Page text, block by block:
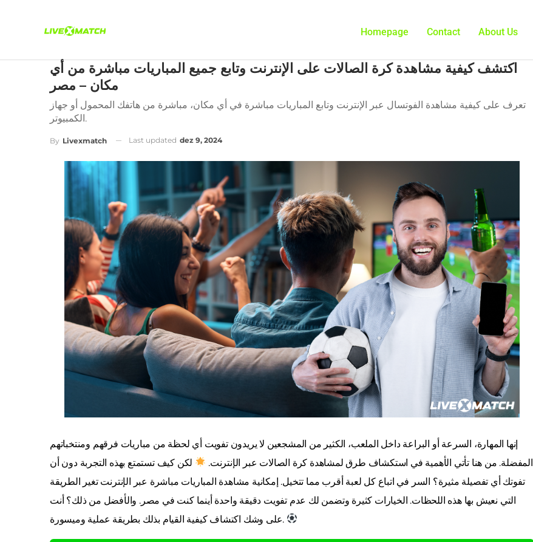
Homepage Contact About Us
اكتشف كيفية مشاهدة كرة الصالات على الإنترنت وتابع جميع المباريات مباشرة من أي
مكان – مصر
تعرف على كيفية مشاهدة الفوتسال عبر الإنترنت وتابع المباريات مباشرة في أي مكان، مباشرة من هاتفك المحمول أو جهاز
الكمبيوتر.
By Livexmatch Last updated dez 9, 2024
إنها المهارة، السرعة أو البراعة داخل الملعب، الكثير من المشجعين لا يريدون تفويت أي لحظة من مباريات فرقهم ومنتخباتهم
المفضلة. من هنا تأتي الأهمية في استكشاف طرق لمشاهدة كرة الصالات عبر الإنترنت.
لكن كيف تستمتع بهذه التجربة دون أن
تفوتك أي تفصيلة مثيرة؟ السر في اتباع كل لعبة أقرب مما تتخيل. إمكانية مشاهدة المباريات مباشرة عبر الإنترنت تغير الطريقة
التي نعيش بها هذه اللحظات. الخيارات كثيرة وتضمن لك عدم تفويت دقيقة واحدة أينما كنت في مصر. والأفضل من ذلك؟ أنت
على وشك اكتشاف كيفية القيام بذلك بطريقة عملية وميسورة.